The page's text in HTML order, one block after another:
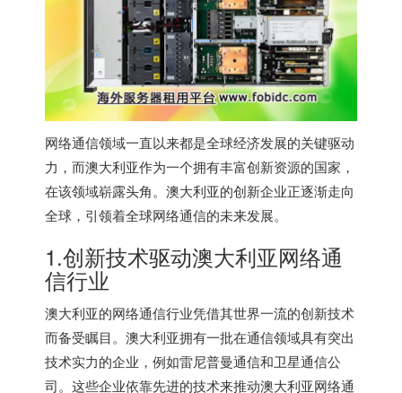
网络通信领域一直以来都是全球经济发展的关键驱动
力，而澳大利亚作为一个拥有丰富创新资源的国家，
在该领域崭露头角。澳大利亚的创新企业正逐渐走向
全球，引领着全球网络通信的未来发展。
1.创新技术驱动澳大利亚网络通
信行业
澳大利亚的网络通信行业凭借其世界一流的创新技术
而备受瞩目。澳大利亚拥有一批在通信领域具有突出
技术实力的企业，例如雷尼普曼通信和卫星通信公
司。这些企业依靠先进的技术来推动澳大利亚网络通